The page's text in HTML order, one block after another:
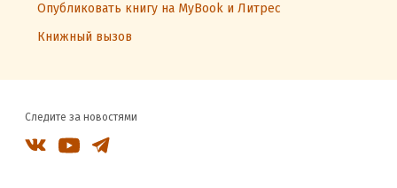
Опубликовать книгу на MyBook и Литрес
Книжный вызов
Следите за новостями